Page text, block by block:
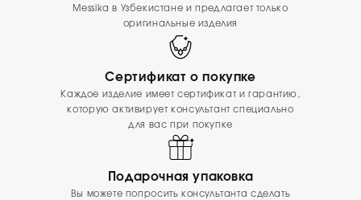
Messika в Узбекистане и предлагает только
оригинальные изделия
Сертификат о покупке
Каждое изделие имеет сертификат и гарантию,
которую активирует консультант специально
для вас при покупке
Подарочная упаковка
Вы можете попросить консультанта сделать